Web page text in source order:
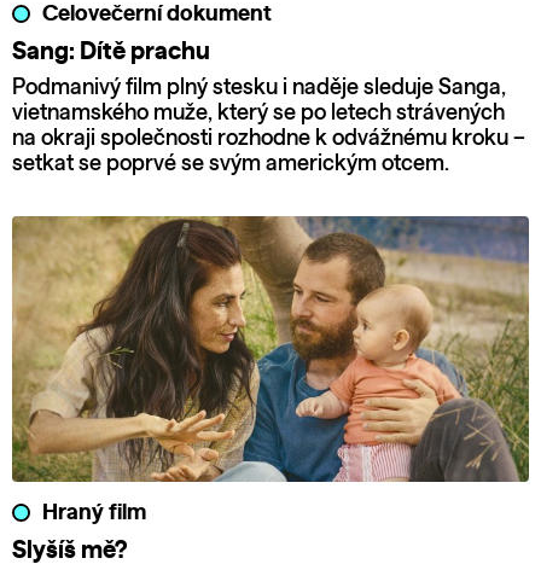
Celovečerní dokument
Sang: Dítě prachu
Podmanivý film plný stesku i naděje sleduje Sanga,
vietnamského muže, který se po letech strávených
na okraji společnosti rozhodne k odvážnému kroku –
setkat se poprvé se svým americkým otcem.
Hraný film
Slyšíš mě?